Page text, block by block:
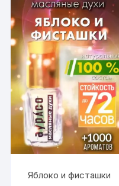
Яблоко и фисташки